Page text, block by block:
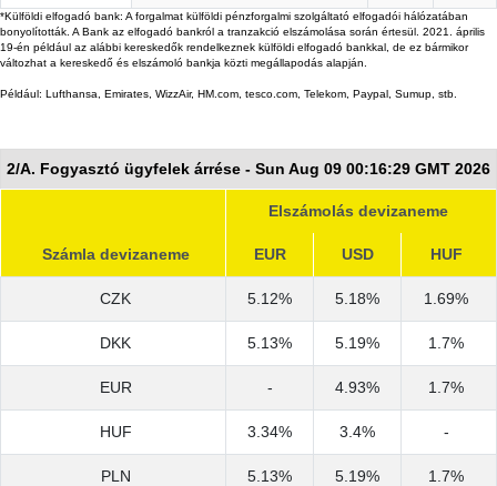
*Külföldi elfogadó bank: A forgalmat külföldi pénzforgalmi szolgáltató elfogadói hálózatában
bonyolították. A Bank az elfogadó bankról a tranzakció elszámolása során értesül. 2021. április
19-én például az alábbi kereskedők rendelkeznek külföldi elfogadó bankkal, de ez bármikor
változhat a kereskedő és elszámoló bankja közti megállapodás alapján.
Például: Lufthansa, Emirates, WizzAir, HM.com, tesco.com, Telekom, Paypal, Sumup, stb.
2/A. Fogyasztó ügyfelek árrése - Sun Aug 09 00:16:29 GMT 2026
Elszámolás devizaneme
Számla devizaneme EUR USD HUF
CZK 5.12% 5.18% 1.69%
DKK 5.13% 5.19% 1.7%
EUR - 4.93% 1.7%
HUF 3.34% 3.4% -
PLN 5.13% 5.19% 1.7%